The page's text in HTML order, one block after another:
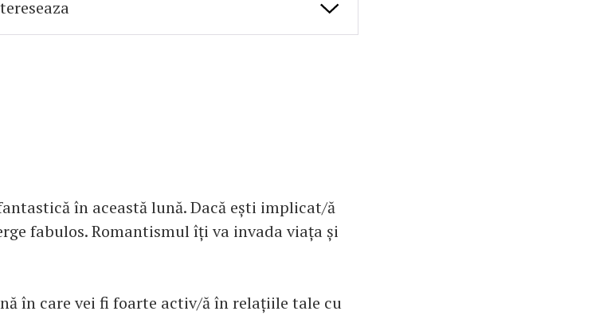
în această lună. Dacă ești implicat/ă
fabulos. Romantismul îți va invada viața și
în care vei fi foarte activ/ă în relațiile tale cu